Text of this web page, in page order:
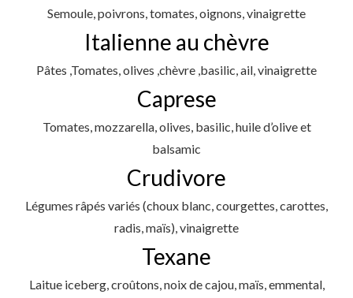
Semoule, poivrons, tomates, oignons, vinaigrette
Italienne au chèvre
Pâtes ,Tomates, olives ,chèvre ,basilic, ail, vinaigrette
Caprese
Tomates, mozzarella, olives, basilic, huile d’olive et
balsamic
Crudivore
Légumes râpés variés (choux blanc, courgettes, carottes,
radis, maïs), vinaigrette
Texane
Laitue iceberg, croûtons, noix de cajou, maïs, emmental,